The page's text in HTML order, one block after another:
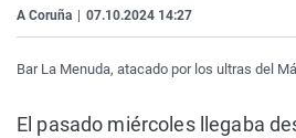
A Coruña 07.10.2024 14:27
Bar La Menuda, atacado por los ultras del
El pasado miércoles llegaba